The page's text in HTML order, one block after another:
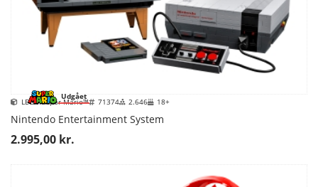
Udgået
LEGO Super Mario™ 71374 2.646 18+
Nintendo Entertainment System
2.995,00 kr.